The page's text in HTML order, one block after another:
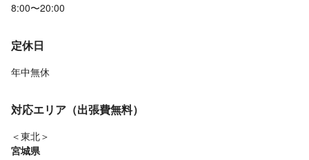
8:00〜20:00
定休日
年中無休
対応エリア（出張費無料）
＜東北＞
宮城県